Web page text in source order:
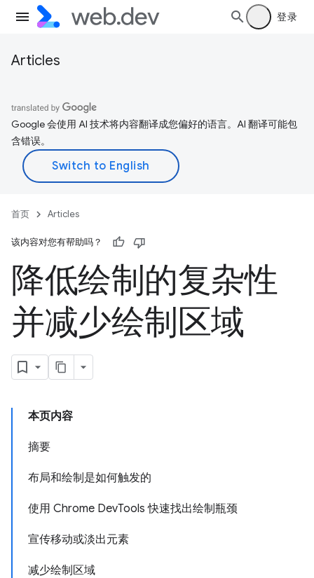
登录
Articles
Google 会使用 AI 技术将内容翻译成您偏好的语言。AI 翻译可能包
含错误。
首页 Articles
该内容对您有帮助吗？
降低绘制的复杂性
并减少绘制区域
本页内容
摘要
布局和绘制是如何触发的
使用 Chrome DevTools 快速找出绘制瓶颈
宣传移动或淡出元素
减少绘制区域